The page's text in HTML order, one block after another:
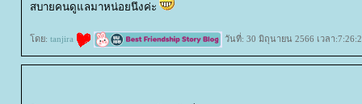
สบายคนดูแลมาหน่อยนึงค่ะ
ดย: tanjira วันที่: 30 มิถุนายน 2566 เวลา